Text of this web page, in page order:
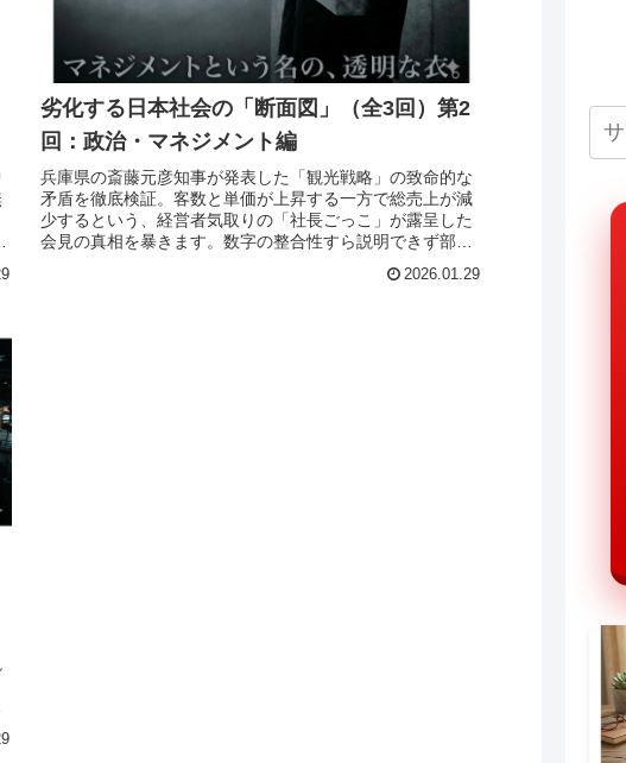
劣化する日本社会の「断面図」（全3回）第2
回：政治・マネジメント編
兵庫県の斎藤元彦知事が発表した「観光戦略」の致命的な
矛盾を徹底検証。客数と単価が上昇する一方で総売上が減
少するという、経営者気取りの「社長ごっこ」が露呈した
会見の真相を暴きます。数字の整合性すら説明できず部下
2026.01.29